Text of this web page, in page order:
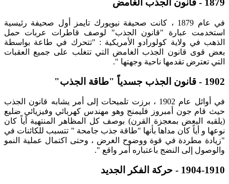
1879 - قانون الجذب الغامض
في عام 1879 ، كانت صحيفة نيويورك تايمز أول صحيفة رئيسية
استخدمت عبارة "قانون الجذب" لوصف قاطرات عربات حمل
الذهب في ولاية كولورادو الأمريكية : "تتحرك في طاعة بواسطة
بعض قوى قانون الجذب الغامض التي تتغلب على جميع العقبات
التي تعترض تقدمها ناحية وجهتها ".
1902 - قانون الجذب جسدياً "طاقة الجذب"
في أوائل عام 1902 ، برزت تلميحات إلى أمر يشابه قانون الجذب
حيث قام جون أمبروز فليمنج وهو مهندس كهربائي وفيزيائي ضليع
(يلقبه البعض بمعجزة القرن) بوصف كل المظاهر المنتهية أياً كان
نوعها و أياً كان مداها بأنها "طاقة جذب جامحة " تتسبب للكائنات في
"زيادة مطردة في قوة ووضوح الغرض ، وحتى اكتمال عملية النمو
والوصول إلى النضج باعتباره أمر واقع ".
1904-1910 - حركة الفكر الجديد